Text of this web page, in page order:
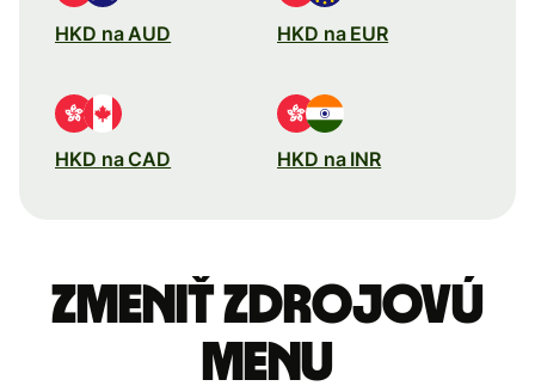
HKD na AUD HKD na EUR
HKD na CAD HKD na INR
Zmeniť zdrojovú
menu